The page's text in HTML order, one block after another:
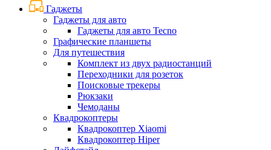
Гаджеты
Гаджеты для авто
Гаджеты для авто Tecno
Графические планшеты
Для путешествия
Комплект из двух радиостанций
Переходники для розеток
Поисковые трекеры
Рюкзаки
Чемоданы
Квадрокоптеры
Квадрокоптер Xiaomi
Квадрокоптер Hiper